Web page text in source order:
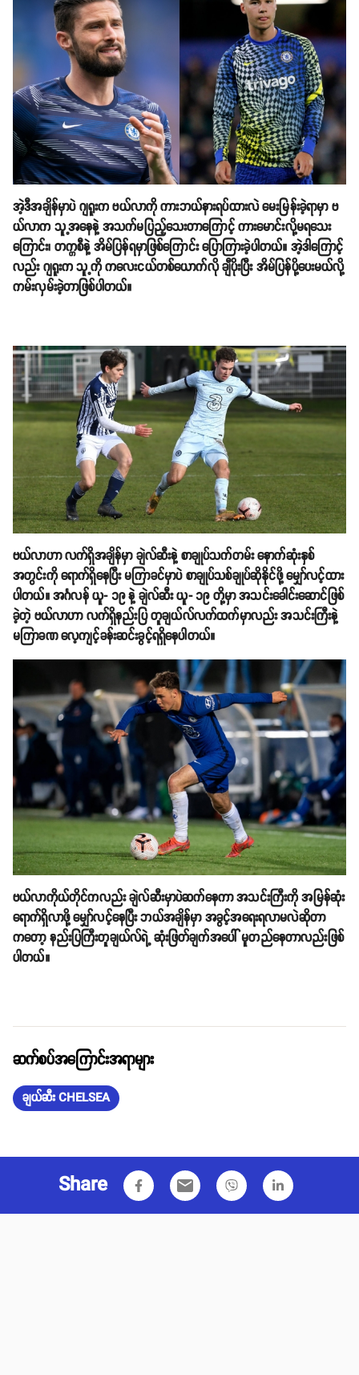
အဲ့ဒီအချိန်မှာပဲ ဂျရူးက ဗယ်လာကို ကားဘယ်နားရပ်ထားလဲ မေးမြန်းခဲ့ရာမှာ ဗ
ယ်လာက သူ့အနေနဲ့ အသက်မပြည့်သေးတာကြောင့် ကားမောင်းလို့မရသေး
ကြောင်း၊ တက္ကစီနဲ့ အိမ်ပြန်ရမှာဖြစ်ကြောင်း ပြောကြားခဲ့ပါတယ်။ အဲ့ဒါကြောင့်
လည်း ဂျရူးက သူ့ကို ကလေးငယ်တစ်ယောက်လို ချီပိုးပြီး အိမ်ပြန်ပို့ပေးမယ်လို့
ကမ်းလှမ်းခဲ့တာဖြစ်ပါတယ်။
ဗယ်လာဟာ လက်ရှိအချိန်မှာ ချဲလ်ဆီးနဲ့ စာချုပ်သက်တမ်း နောက်ဆုံးနှစ်
အတွင်းကို ရောက်ရှိနေပြီး မကြာခင်မှာပဲ စာချုပ်သစ်ချုပ်ဆိုနိုင်ဖို့ မျှော်လင့်ထား
ပါတယ်။ အင်္ဂလန် ယူ- ၁၉ နဲ့ ချဲလ်ဆီး ယူ- ၁၉ တို့မှာ အသင်းခေါင်းဆောင်ဖြစ်
ခဲ့တဲ့ ဗယ်လာဟာ လက်ရှိနည်းပြ တူချယ်လ်လက်ထက်မှာလည်း အသင်းကြီးနဲ့
မကြာခဏ လေ့ကျင့်ခန်းဆင်းခွင့်ရရှိနေပါတယ်။
ဗယ်လာကိုယ်တိုင်ကလည်း ချဲလ်ဆီးမှာပဲဆက်နေကာ အသင်းကြီးကို အမြန်ဆုံး
ရောက်ရှိလာဖို့ မျှော်လင့်နေပြီး ဘယ်အချိန်မှာ အခွင့်အရေးရလာမလဲဆိုတာ
ကတော့ နည်းပြကြီးတူချယ်လ်ရဲ့ ဆုံးဖြတ်ချက်အပေါ် မူတည်နေတာလည်းဖြစ်
ပါတယ်။
ဆက်စပ်အကြောင်းအရာများ
ချယ်ဆီး CHELSEA
Share email